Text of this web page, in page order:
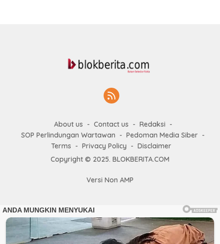
About us Contact us
Redaksi
SOP Perlindungan Wartawan
Pedoman Media Siber
Terms
Privacy Policy
Disclaimer
Copyright © 2025. BLOKBERITA.COM
Versi Non AMP